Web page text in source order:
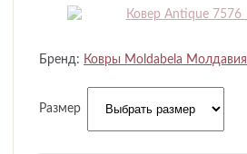
Бренд: Ковры Moldabela Молдавия
Размер